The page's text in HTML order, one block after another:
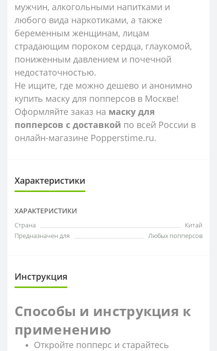
мужчин, алкогольными напитками и
любого вида наркотиками, а также
беременным женщинам, лицам
страдающим пороком сердца, глаукомой,
пониженным давлением и почечной
недостаточностью.
Не ищите, где можно дешево и анонимно
купить маску для попперсов в Москве!
Оформляйте заказ на маску для
попперсов с доставкой по всей России в
онлайн-магазине Popperstime.ru.
Характеристики
ХАРАКТЕРИСТИКИ
Страна
Китай
Предназначен для
Любых попперсов
Инструкция
Способы и инструкция к
применению
Откройте попперс и старайтесь